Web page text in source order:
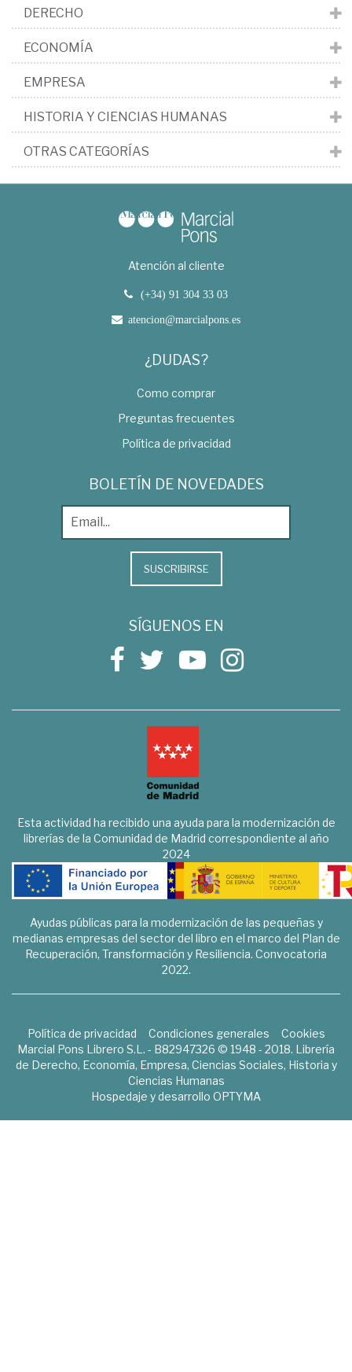
DERECHO
ECONOMÍA
EMPRESA
HISTORIA Y CIENCIAS HUMANAS
OTRAS CATEGORÍAS
Atención al cliente
(+34) 91 304 33 03
atencion@marcialpons.es
¿DUDAS?
Como comprar
Preguntas frecuentes
Política de privacidad
BOLETÍN DE NOVEDADES
SUSCRIBIRSE
SÍGUENOS EN
Esta actividad ha recibido una ayuda para la modernización de
librerías de la Comunidad de Madrid correspondiente al año
2024
Ayudas públicas para la modernización de las pequeñas y
medianas empresas del sector del libro en el marco del Plan de
Recuperación, Transformación y Resiliencia. Convocatoria
2022.
Política de privacidad Condiciones generales
Cookies
Marcial Pons Librero S.L. - B82947326 © 1948 - 2018. Librería
de Derecho, Economía, Empresa, Ciencias Sociales, Historia y
Ciencias Humanas
Hospedaje y desarrollo OPTYMA